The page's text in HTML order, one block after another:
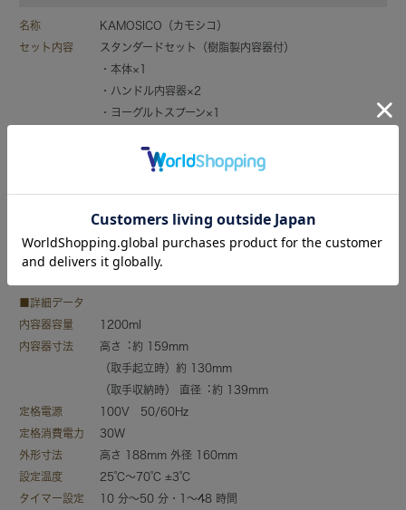
名称
KAMOSICO（カモシコ）
セット内容
スタンダードセット（樹脂製内容器付）
・本体×1
・ハンドル内容器×2
・ヨーグルトスプーン×1
・取手ふた×1
ヨーグルト、甘酒、塩こうじ、醤油こうじ、納豆、京風白
みそ、コチジャン、豆板醤、天然酵母、チーズ、低温調
理、温泉卵
■詳細データ
内容器容量
1200ml
内容器寸法
高さ︓約 159mm
（取手起立時）約 130mm
（取手収納時） 直径︓約 139mm
定格電源
100V 50/60Hz
定格消費電力
30W
外形寸法
高さ 188mm 外径 160mm
設定温度
25℃～70℃ ±3℃
タイマー設定
10 分～50 分・1～48 時間